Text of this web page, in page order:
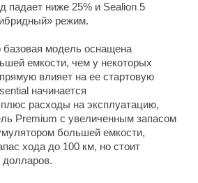
падает ниже 25% и Sealion 5
режим.
базовая модель оснащена
емкости, чем у некоторых
влияет на ее стартовую
начинается
расходы на эксплуатацию,
Premium с увеличенным запасом
большей емкости,
хода до 100 км, но стоит